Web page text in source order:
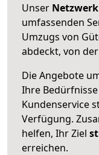
Unser Netzwerk
umfassenden
Umzugs von
abdeckt, von
Die Angebote
Ihre
Kundenservice
Verfügung.
helfen, Ihr Ziel
erreichen.